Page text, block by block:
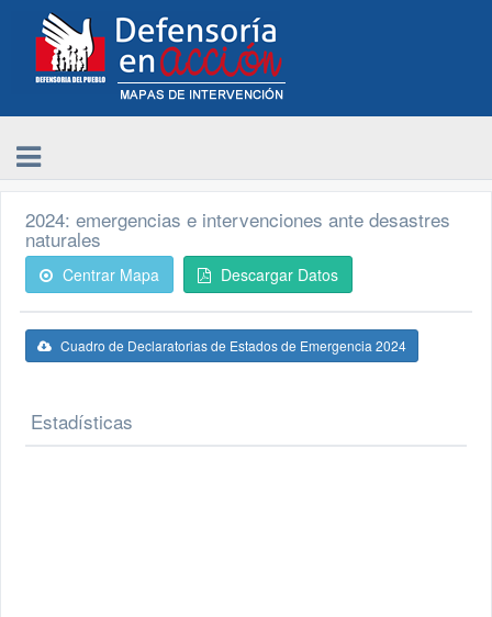
2024: emergencias e intervenciones ante desastres
naturales
Centrar Mapa Descargar Datos
Cuadro de Declaratorias de Estados de Emergencia 2024
Estadísticas